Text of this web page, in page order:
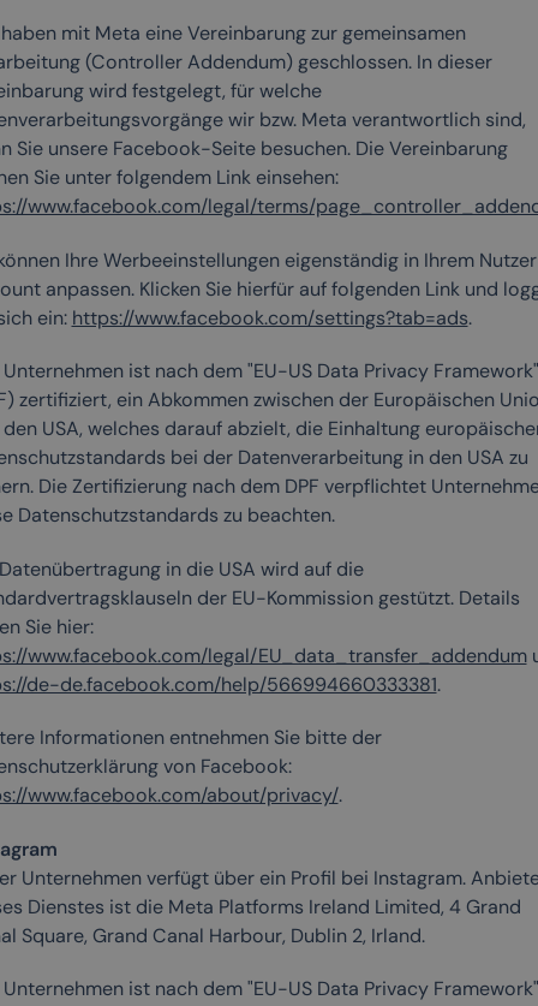
mit Meta eine Vereinbarung zur gemeinsamen
(Controller Addendum) geschlossen. In dieser
wird festgelegt, für welche
wir bzw. Meta verantwortlich sind,
Sie unsere Facebook-Seite besuchen. Die Vereinbarung
Sie unter folgendem Link einsehen:
www.facebook.com/legal/terms/
Ihre Werbeeinstellungen eigenständig in Ihrem
anpassen. Klicken Sie hierfür auf folgenden Link und
ein: https://www.facebook.com/settings?tab=ads.
ist nach dem "EU-US Data Privacy Framework"
zertifiziert, ein Abkommen zwischen der Europäischen
USA, welches darauf abzielt, die Einhaltung
bei der Datenverarbeitung in den USA zu
Die Zertifizierung nach dem DPF verpflichtet
Datenschutzstandards zu beachten.
in die USA wird auf die
der EU-Kommission gestützt. Details
Sie hier:
www.facebook.com/legal/EU_data_transfer_addendum
de-de.facebook.com/help/566994660333381.
Informationen entnehmen Sie bitte der
von Facebook:
www.facebook.com/about/privacy/.
Unternehmen verfügt über ein Profil bei Instagram.
Dienstes ist die Meta Platforms Ireland Limited, 4 Grand
Square, Grand Canal Harbour, Dublin 2, Irland.
ist nach dem "EU-US Data Privacy Framework"